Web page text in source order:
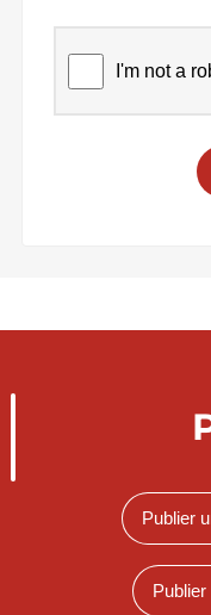
Publier